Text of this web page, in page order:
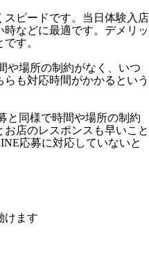
ピードです。当日体験入店
などに最適です。デメリッ
す。
や場所の制約がなく、いつ
も対応時間がかかるという
と同様で時間や場所の制約
店のレスポンスも早いこと
応募に対応していないと
けます